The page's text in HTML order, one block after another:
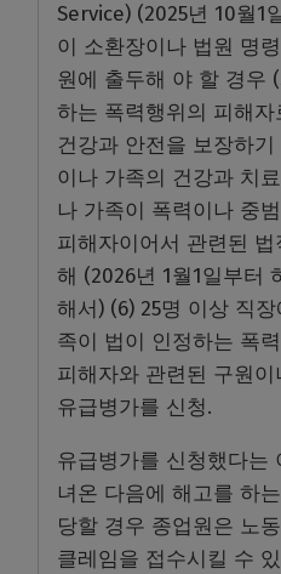
Service) (2025년 10월1
이 소환장이나 법원 명
원에 출두해 야 할 경우
하는 폭력행위의 피해
건강과 안전을 보장하
이나 가족의 건강과 치
나 가족이 폭력이나 중
피해자이어서 관련된
해 (2026년 1월1일부터
해서) (6) 25명 이상 직
족이 법이 인정하는 폭
피해자와 관련된 구원
유급병가를 신청.
유급병가를 신청했다는
녀온 다음에 해고를 하
당할 경우 종업원은 노
클레임을 접수시킬 수